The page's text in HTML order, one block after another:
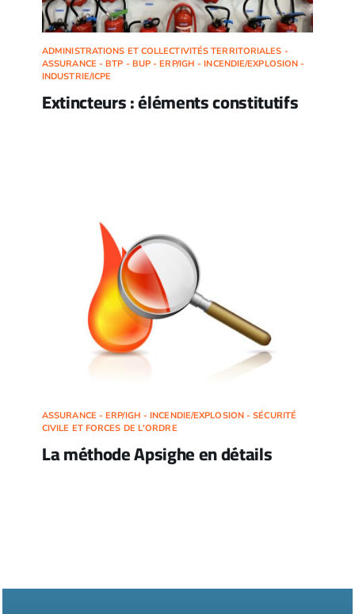
ADMINISTRATIONS ET COLLECTIVITÉS TERRITORIALES -
ASSURANCE - BTP - BUP - ERP/IGH - INCENDIE/EXPLOSION -
INDUSTRIE/ICPE
Extincteurs : éléments constitutifs
ASSURANCE - ERP/IGH - INCENDIE/EXPLOSION - SÉCURITÉ
CIVILE ET FORCES DE L'ORDRE
La méthode Apsighe en détails